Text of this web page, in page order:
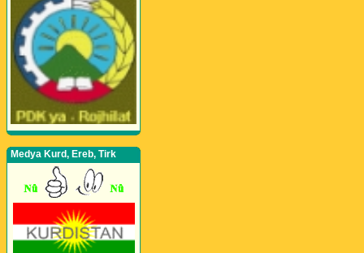
Medya Kurd, Ereb, Tirk